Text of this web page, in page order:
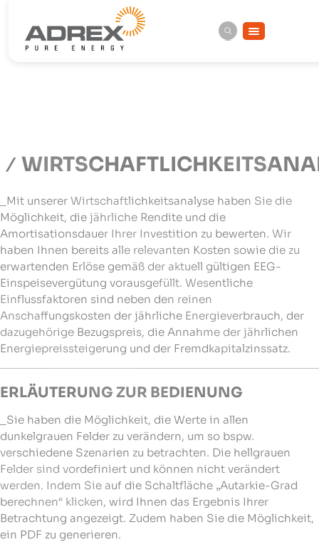
_Mit unserer Wirtschaftlichkeitsanalyse haben Sie die
Möglichkeit, die jährliche Rendite und die
Amortisationsdauer Ihrer Investition zu bewerten. Wir
haben Ihnen bereits alle relevanten Kosten sowie die zu
erwartenden Erlöse gemäß der aktuell gültigen EEG-
Einspeisevergütung vorausgefüllt. Wesentliche
Einflussfaktoren sind neben den reinen
Anschaffungskosten der jährliche Energieverbrauch, der
dazugehörige Bezugspreis, die Annahme der jährlichen
Energiepreissteigerung und der Fremdkapitalzinssatz.
ERLÄUTERUNG ZUR BEDIENUNG
_Sie haben die Möglichkeit, die Werte in allen
dunkelgrauen Felder zu verändern, um so bspw.
verschiedene Szenarien zu betrachten. Die hellgrauen
Felder sind vordefiniert und können nicht verändert
werden. Indem Sie auf die Schaltfläche „Autarkie-Grad
berechnen“ klicken, wird Ihnen das Ergebnis Ihrer
Betrachtung angezeigt. Zudem haben Sie die Möglichkeit,
ein PDF zu generieren.